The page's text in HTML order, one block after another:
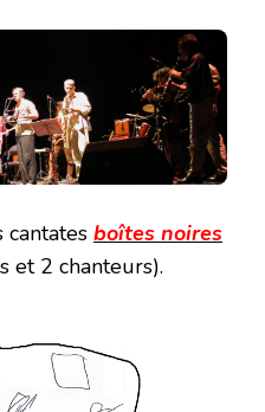
cantates boîtes noires
et 2 chanteurs).